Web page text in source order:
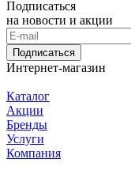
Подписаться
на новости и акции
Подписаться
Интернет-магазин
Каталог
Акции
Бренды
Услуги
Компания